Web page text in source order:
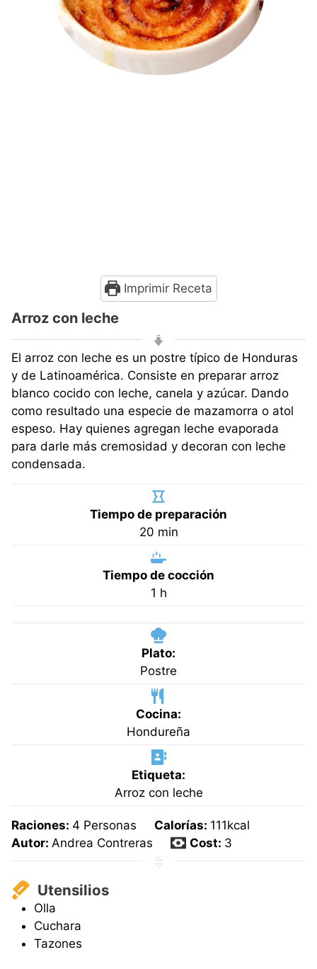
Imprimir Receta
Arroz con leche
El arroz con leche es un postre típico de Honduras
y de Latinoamérica. Consiste en preparar arroz
blanco cocido con leche, canela y azúcar. Dando
como resultado una especie de mazamorra o atol
espeso. Hay quienes agregan leche evaporada
para darle más cremosidad y decoran con leche
condensada.
Tiempo de preparación
20minutos
min
Tiempo de cocción
1 hora
h
Plato:
Postre
Cocina:
Hondureña
Etiqueta:
Arroz con leche
Raciones: 4 Personas Calorías: 111kcal
Autor: Andrea Contreras Cost: 3
Utensilios
Olla
Cuchara
Tazones